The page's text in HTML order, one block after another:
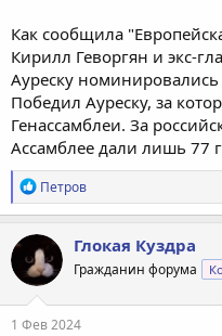
Как сообщила
Кирилл Геворгян и экс-
Ауреску
Победил Ауреску, за
Генассамблеи. За
Ассамблее дали лишь 77
Р
е
а
к
ц
и
и
:
Петров
Глокая Куздра
Гражданин форума
1 Фев 2024